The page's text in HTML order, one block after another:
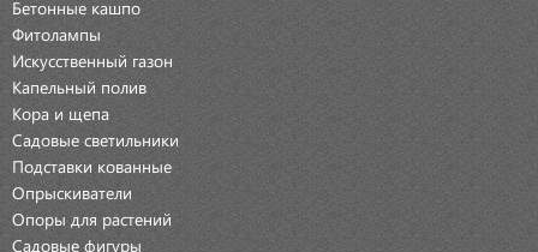
Бетонные кашпо
Фитолампы
Искусственный газон
Капельный полив
Кора и щепа
Садовые светильники
Подставки кованные
Опрыскиватели
Опоры для растений
Садовые фигуры